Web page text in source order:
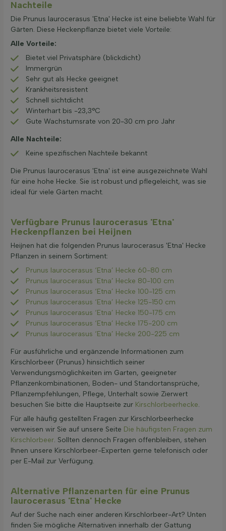
Nachteile
Die Prunus laurocerasus 'Etna' Hecke ist eine beliebte Wahl für
Gärten. Diese Heckenpflanze bietet viele Vorteile:
Alle Vorteile:
Bietet viel Privatsphäre (blickdicht)
Immergrün
Sehr gut als Hecke geeignet
Krankheitsresistent
Schnell sichtdicht
Winterhart bis -23,3°C
Gute Wachstumsrate von 20-30 cm pro Jahr
Alle Nachteile:
Keine spezifischen Nachteile bekannt
Die Prunus laurocerasus 'Etna' ist eine ausgezeichnete Wahl
für eine hohe Hecke. Sie ist robust und pflegeleicht, was sie
ideal für viele Gärten macht.
Verfügbare Prunus laurocerasus 'Etna'
Heckenpflanzen bei Heijnen
Heijnen hat die folgenden Prunus laurocerasus 'Etna' Hecke
Pflanzen in seinem Sortiment:
Prunus laurocerasus ‘Etna’ Hecke 60-80 cm
Prunus laurocerasus ‘Etna’ Hecke 80-100 cm
Prunus laurocerasus ‘Etna’ Hecke 100-125 cm
Prunus laurocerasus ‘Etna’ Hecke 125-150 cm
Prunus laurocerasus ‘Etna’ Hecke 150-175 cm
Prunus laurocerasus ‘Etna’ Hecke 175-200 cm
Prunus laurocerasus ‘Etna’ Hecke 200-225 cm
Für ausführliche und ergänzende Informationen zum
Kirschlorbeer (Prunus) hinsichtlich seiner
Verwendungsmöglichkeiten im Garten, geeigneter
Pflanzenkombinationen, Boden- und Standortansprüche,
Pflanzempfehlungen, Pflege, Unterhalt sowie Zierwert
besuchen Sie bitte die Hauptseite zur Kirschlorbeerhecke.
Für alle häufig gestellten Fragen zur Kirschlorbeerhecke
verweisen wir Sie auf unsere Seite Die häufigsten Fragen zum
Kirschlorbeer. Sollten dennoch Fragen offenbleiben, stehen
Ihnen unsere Kirschlorbeer-Experten gerne telefonisch oder
per E-Mail zur Verfügung.
Alternative Pflanzenarten für eine Prunus
laurocerasus 'Etna' Hecke
Auf der Suche nach einer anderen Kirschlorbeer-Art? Unten
finden Sie mögliche Alternativen innerhalb der Gattung